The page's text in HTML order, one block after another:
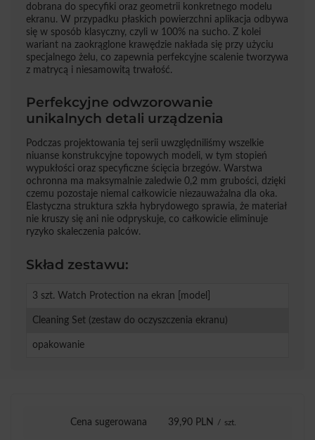
dobrana do specyfiki oraz geometrii konkretnego modelu
ekranu. W przypadku płaskich powierzchni aplikacja odbywa
się w sposób klasyczny, czyli w 100% na sucho. Z kolei
wariant na zaokrąglone krawędzie nakłada się przy użyciu
specjalnego żelu, co zapewnia perfekcyjne scalenie tworzywa
z matrycą i niesamowitą trwałość.
Perfekcyjne odwzorowanie
unikalnych detali urządzenia
Podczas projektowania tej serii uwzględniliśmy wszelkie
niuanse konstrukcyjne topowych modeli, w tym stopień
wypukłości oraz specyficzne ścięcia brzegów. Warstwa
ochronna ma maksymalnie zaledwie 0,2 mm grubości, dzięki
czemu pozostaje niemal całkowicie niezauważalna dla oka.
Elastyczna struktura szkła hybrydowego sprawia, że materiał
nie kruszy się ani nie odpryskuje, co całkowicie eliminuje
ryzyko skaleczenia palców.
Skład zestawu:
3 szt. Watch Protection na ekran [model]
Cleaning Set (zestaw do oczyszczenia ekranu)
opakowanie
Cena sugerowana 39,90 PLN / szt.